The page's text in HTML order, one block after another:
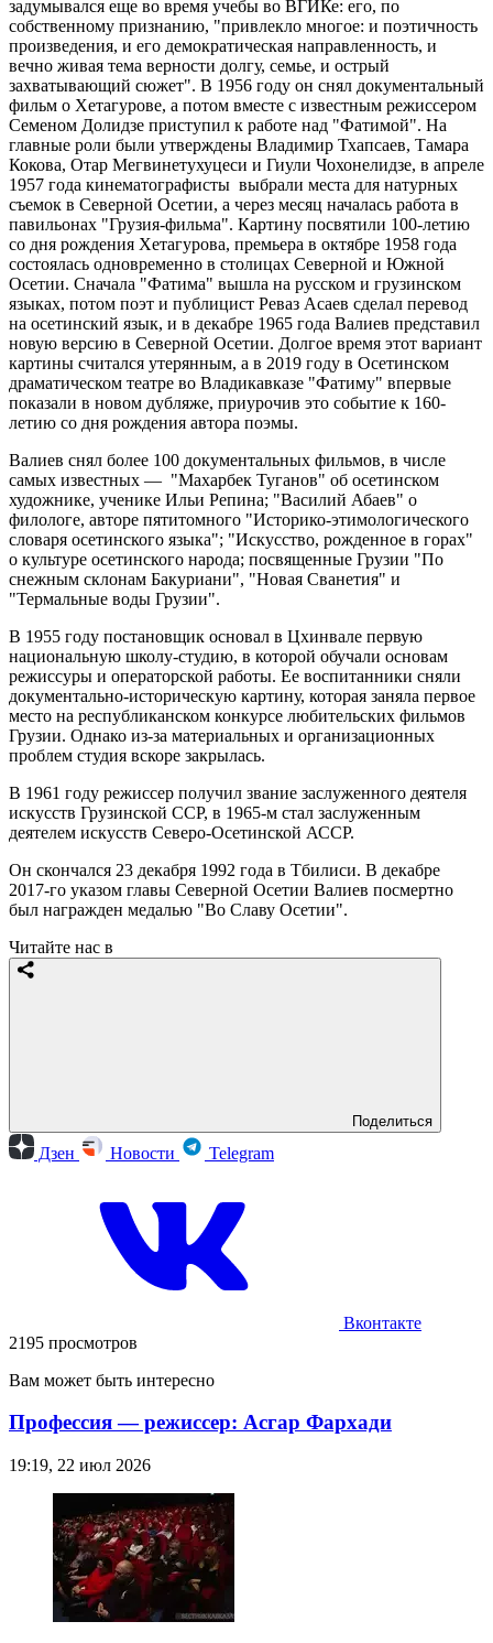
задумывался еще во время учебы во ВГИКе: его, по
собственному признанию, "привлекло многое: и поэтичность
произведения, и его демократическая направленность, и
вечно живая тема верности долгу, семье, и острый
захватывающий сюжет". В 1956 году он снял документальный
фильм о Хетагурове, а потом вместе с известным режиссером
Семеном Долидзе приступил к работе над "Фатимой". На
главные роли были утверждены Владимир Тхапсаев, Тамара
Кокова, Отар Мегвинетухуцеси и Гиули Чохонелидзе, в апреле
1957 года кинематографисты выбрали места для натурных
съемок в Северной Осетии, а через месяц началась работа в
павильонах "Грузия-фильма". Картину посвятили 100-летию
со дня рождения Хетагурова, премьера в октябре 1958 года
состоялась одновременно в столицах Северной и Южной
Осетии. Сначала "Фатима" вышла на русском и грузинском
языках, потом поэт и публицист Реваз Асаев сделал перевод
на осетинский язык, и в декабре 1965 года Валиев представил
новую версию в Северной Осетии. Долгое время этот вариант
картины считался утерянным, а в 2019 году в Осетинском
драматическом театре во Владикавказе "Фатиму" впервые
показали в новом дубляже, приурочив это событие к 160-
летию со дня рождения автора поэмы.
Валиев снял более 100 документальных фильмов, в числе
самых известных — "Махарбек Туганов" об осетинском
художнике, ученике Ильи Репина; "Василий Абаев" о
филологе, авторе пятитомного "Историко-этимологического
словаря осетинского языка"; "Искусство, рожденное в горах"
о культуре осетинского народа; посвященные Грузии "По
снежным склонам Бакуриани", "Новая Сванетия" и
"Термальные воды Грузии".
В 1955 году постановщик основал в Цхинвале первую
национальную школу-студию, в которой обучали основам
режиссуры и операторской работы. Ее воспитанники сняли
документально-историческую картину, которая заняла первое
место на республиканском конкурсе любительских фильмов
Грузии. Однако из-за материальных и организационных
проблем студия вскоре закрылась.
В 1961 году режиссер получил звание заслуженного деятеля
искусств Грузинской ССР, в 1965-м стал заслуженным
деятелем искусств Северо-Осетинской АССР.
Он скончался 23 декабря 1992 года в Тбилиси. В декабре
2017-го указом главы Северной Осетии Валиев посмертно
был награжден медалью "Во Славу Осетии".
Читайте нас в
Поделиться
Дзен Новости Telegram
Вконтакте
2195 просмотров
Вам может быть интересно
Профессия — режиссер: Асгар Фархади
19:19, 22 июл 2026